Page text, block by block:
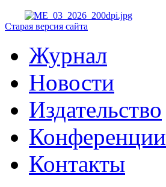
Старая версия сайта
Журнал
Новости
Издательство
Конференции
Контакты